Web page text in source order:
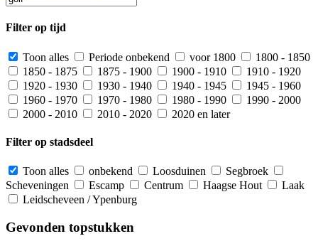
Filter op tijd
Toon alles Periode onbekend voor 1800
1800 - 1850
1850 - 1875
1875 - 1900 1900 - 1910
1910 - 1920
1920 - 1930
1930 - 1940 1940 - 1945
1945 - 1960
1960 - 1970
1970 - 1980 1980 - 1990
1990 - 2000
2000 - 2010
2010 - 2020 2020 en later
Filter op stadsdeel
Toon alles onbekend Loosduinen
Segbroek
Scheveningen
Escamp Centrum Haagse Hout
Laak
Leidscheveen / Ypenburg
Gevonden topstukken